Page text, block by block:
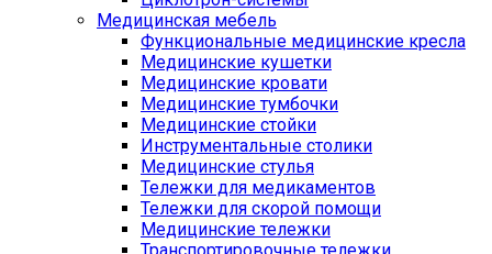
Медицинская мебель
Функциональные медицинские кресла
Медицинские кушетки
Медицинские кровати
Медицинские тумбочки
Медицинские стойки
Инструментальные столики
Медицинские стулья
Тележки для медикаментов
Тележки для скорой помощи
Медицинские тележки